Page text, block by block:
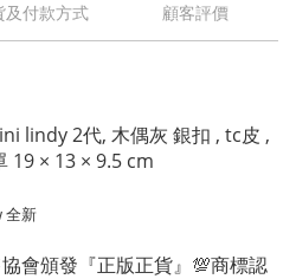
及付款方式 顧客評價
lindy 2代, 木偶灰 銀扣 , tc皮 ,
19 × 13 × 9.5 cm
全新
會頒發『正版正貨』💯商標認